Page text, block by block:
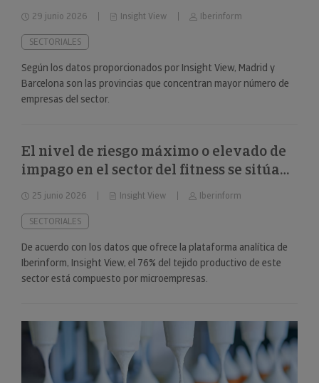
29 junio 2026 Insight View Iberinform
SECTORIALES
Según los datos proporcionados por Insight View, Madrid y
Barcelona son las provincias que concentran mayor número de
empresas del sector.
El nivel de riesgo máximo o elevado de
impago en el sector del fitness se sitúa
en el 34%
25 junio 2026 Insight View Iberinform
SECTORIALES
De acuerdo con los datos que ofrece la plataforma analítica de
Iberinform, Insight View, el 76% del tejido productivo de este
sector está compuesto por microempresas.